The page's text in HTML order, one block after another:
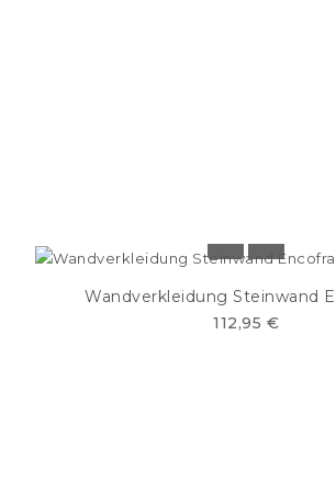
Wandverkleidung Steinwand
112,95 €